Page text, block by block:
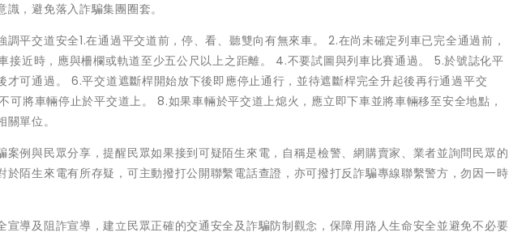
，避免落入詐騙集團圈套。
平交道安全1.在通過平交道前，停、看、聽雙向有無來車。 2.在尚未確定列車已完全通過前，
接近時，應與柵欄或軌道至少五公尺以上之距離。 4.不要試圖與列車比賽通過。 5.於號誌化平
才可通過。 6.平交道遮斷桿開始放下後即應停止通行，並待遮斷桿完全升起後再行通過平交
可將車輛停止於平交道上。 8.如果車輛於平交道上熄火，應立即下車並將車輛移至安全地點，
單位。
案例與民眾分享，提醒民眾如果接到可疑陌生來電，自稱是檢警、網購賣家、業者並詢問民眾的
於陌生來電有所存疑，可主動撥打公開聯繫電話查證，亦可撥打反詐騙專線聯繫警方，勿因一時
宣導及阻詐宣導，建立民眾正確的交通安全及詐騙防制觀念，保障用路人生命安全並避免不必要